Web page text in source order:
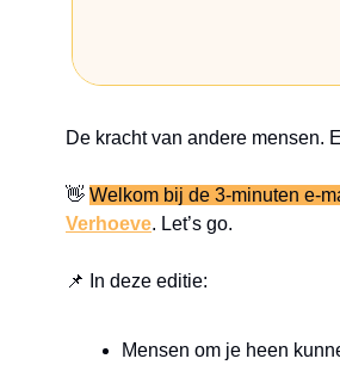
De kracht van andere mensen.
👋 Welkom bij de 3-minuten e-
Verhoeve. Let’s go.
📌 In deze editie:
Mensen om je heen